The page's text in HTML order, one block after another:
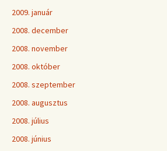
2009. január
2008. december
2008. november
2008. október
2008. szeptember
2008. augusztus
2008. július
2008. június